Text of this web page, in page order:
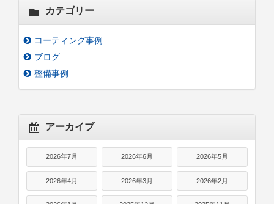
カテゴリー
コーティング事例
ブログ
整備事例
アーカイブ
2026年7月 2026年6月 2026年5月
2026年4月 2026年3月 2026年2月